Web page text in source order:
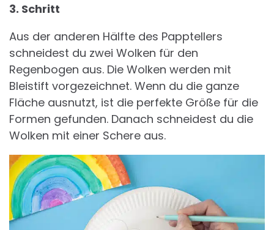
3. Schritt
Aus der anderen Hälfte des Papptellers
schneidest du zwei Wolken für den
Regenbogen aus. Die Wolken werden mit
Bleistift vorgezeichnet. Wenn du die ganze
Fläche ausnutzt, ist die perfekte Größe für die
Formen gefunden. Danach schneidest du die
Wolken mit einer Schere aus.